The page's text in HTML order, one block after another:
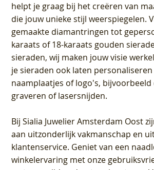
helpt je graag bij het creëren van
die jouw unieke stijl weerspiegelen.
gemaakte diamantringen tot
karaats of 18-karaats gouden
sieraden, wij maken jouw visie
je sieraden ook laten
naamplaatjes of logo's,
graveren of lasersnijden.
BijSialia Juwelier Amsterdam Oost
aan uitzonderlijk vakmanschap en
klantenservice. Geniet van een
winkelervaring met onze